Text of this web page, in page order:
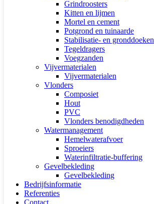
Grindroosters
Kitten en lijmen
Mortel en cement
Potgrond en tuinaarde
Stabilisatie- en gronddoeken
Tegeldragers
Voegzanden
Vijvermaterialen
Vijvermaterialen
Vlonders
Composiet
Hout
PVC
Vlonders benodigdheden
Watermanagement
Hemelwaterafvoer
Sproeiers
Waterinfiltratie-buffering
Gevelbekleding
Gevelbekleding
Bedrijfsinformatie
Referenties
Contact